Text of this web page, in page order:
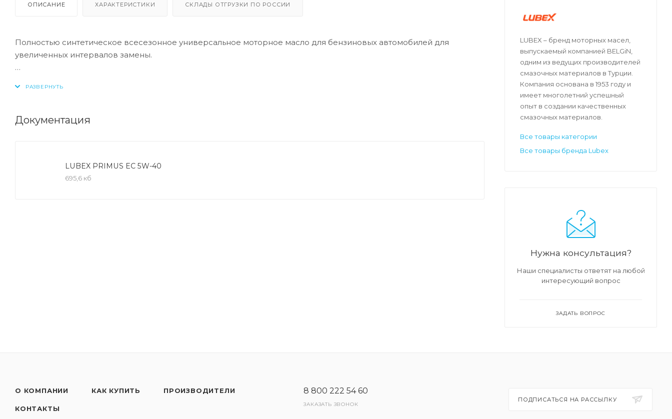
ОПИСАНИЕ ХАРАКТЕРИСТИКИ СКЛАДЫ ОТГРУЗКИ ПО РОССИИ
Полностью синтетическое всесезонное универсальное моторное масло для бензиновых автомобилей для
увеличенных интервалов замены.
-Превосходная очищающая способность, обеспечивающая защиту двигателя от образования шлама и сажи.
-Увеличенный срок службы масла благодаря высокой стойкости к окислению.
Документация
LUBEX PRIMUS EC 5W-40
695,6 кб
LUBEX – бренд моторных масел,
выпускаемый компанией BELGiN,
одним из ведущих производителей
смазочных материалов в Турции.
Компания основана в 1953 году и
имеет многолетний успешный
опыт в создании качественных
смазочных материалов.
Все товары категории
Все товары бренда Lubex
Нужна консультация?
Наши специалисты ответят на любой
интересующий вопрос
ЗАДАТЬ ВОПРОС
О КОМПАНИИ КАК КУПИТЬ ПРОИЗВОДИТЕЛИ
КОНТАКТЫ
8 800 222 54 60
ЗАКАЗАТЬ ЗВОНОК
ПОДПИСАТЬСЯ НА РАССЫЛКУ